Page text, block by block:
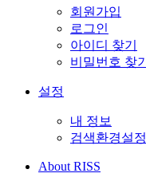
회원가입
로그인
아이디 찾기
비밀번호 찾기
설정
내 정보
검색환경설정
About RISS